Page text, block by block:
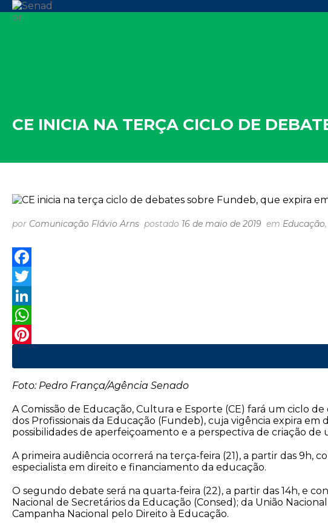
CE INICIA NA TERÇA CICLO DE
por Comunicação Flávio Arns postado 16 de maio de 2019 em Educação,
F
a
c
e
o
k
T
w
e
r
L
e
d
I
n
W
t
s
A
p
p
n
t
e
r
e
s
t
Foto: Pedro França/Agência Senado
A Comissão de Educação, Cultura e Esporte (CE) fará um ciclo
dos Profissionais da Educação (Fundeb), cuja vigência expira
possibilidades de aperfeiçoamento e a perspectiva de criação
A primeira audiência ocorrerá na terça-feira (21), a partir das 9h,
especialista em direito e financiamento da educação.
O segundo debate será na quarta-feira (22), a partir das 14h, e
Nacional de Secretários da Educação (Consed); da União
Campanha Nacional pelo Direito à Educação.